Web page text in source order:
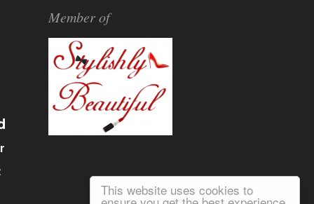
This website uses cookies to
Member of